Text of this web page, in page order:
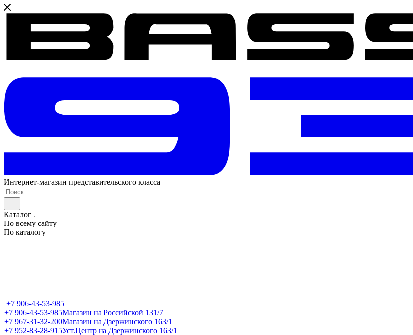
Интернет-магазин представительского класса
Каталог
По всему сайту
По каталогу
+7 906-43-53-985
+7 906-43-53-985Магазин на Российской 131/7
+7 967-31-32-200Магазин на Дзержинского 163/1
+7 952-83-28-915Уст.Центр на Дзержинского 163/1